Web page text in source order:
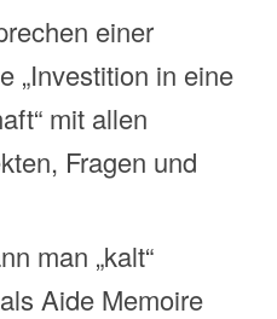
einer
„Investition in eine
mit allen
Fragen und
man „kalt“
Aide Memoire